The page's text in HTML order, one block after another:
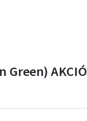
Green) AKCIÓ